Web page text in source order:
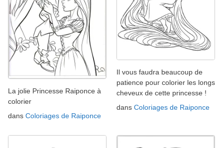
La jolie Princesse Raiponce à
colorier
dans Coloriages de Raiponce
Il vous faudra beaucoup de
patience pour colorier les longs
cheveux de cette princesse !
dans Coloriages de Raiponce